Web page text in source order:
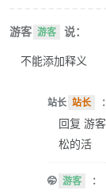
游客 游客 说：
不能添加释义
站长 站长 ：
回复 游
松的活
🤭 游客 ：